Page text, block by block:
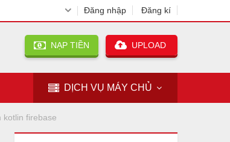
Đăng nhập Đăng kí
NẠP TIỀN UPLOAD
DỊCH VỤ MÁY CHỦ
kotlin firebase